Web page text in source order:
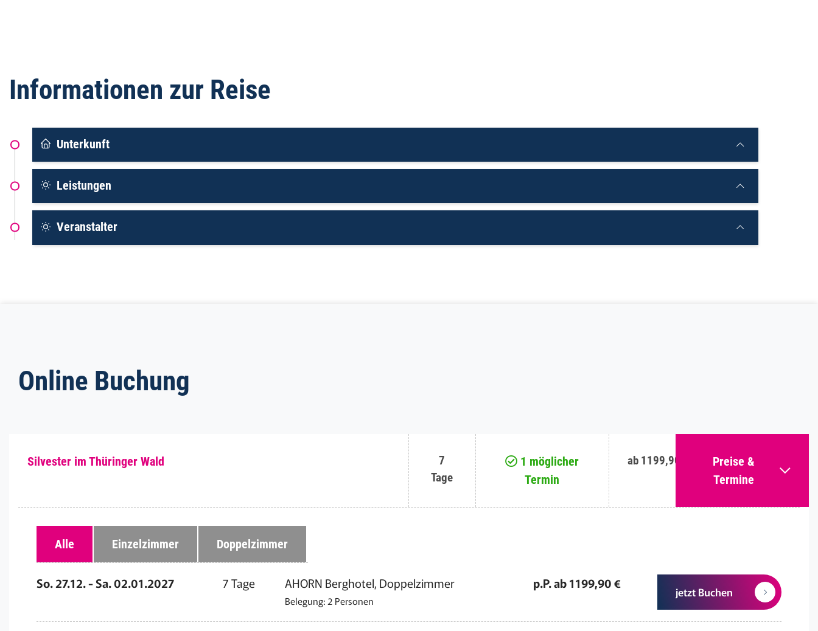
Informationen zur Reise
Unterkunft
Leistungen
Veranstalter
Online Buchung
Silvester im Thüringer Wald
7
Tage
1 möglicher
Termin
ab 1199,90 €
Preise &
Termine
Alle Einzelzimmer Doppelzimmer
So. 27.12. - Sa. 02.01.2027 7 Tage AHORN Berghotel, Doppelzimmer
Belegung: 2 Personen
p.P. ab 1199,90 €
jetzt Buchen